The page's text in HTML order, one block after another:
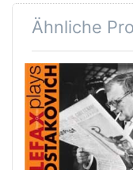
und Perücke -
Klangreichtums
"Phänomen
neuem Leben
die
Ähnliche